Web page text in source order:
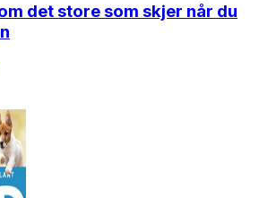
det store som skjer når du